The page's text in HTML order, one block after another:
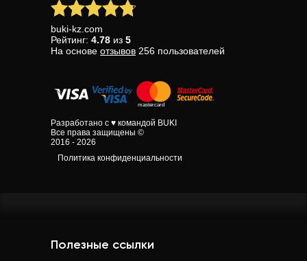
buki-kz.com
Рейтинг: 4.78 из 5
На основе отзывов 256 пользователей
Разработано с ♥ командой BUKI
Все права защищены ©
2016 - 2026
Политика конфиденциальности
Полезные ссылки